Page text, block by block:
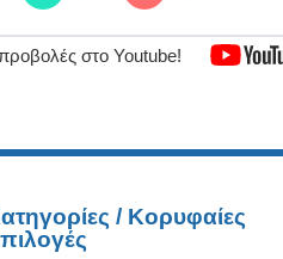
στο Youtube!
/ Κορυφαίες